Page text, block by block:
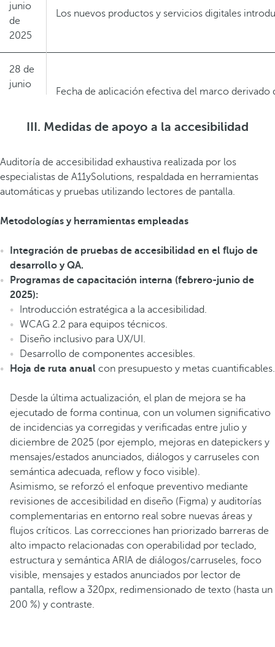
junio
de
2025
Los nuevos productos y servicios digitales
28 de
junio
Fecha de aplicación efectiva del marco derivado
junio
de
2030
Fin del periodo transitorio previsto para
III. Medidas de apoyo a la accesibilidad
Auditoría de accesibilidad exhaustiva realizada por los
especialistas de A11ySolutions, respaldada en herramientas
automáticas y pruebas utilizando lectores de pantalla.
Metodologías y herramientas empleadas
Integración de pruebas de accesibilidad en el flujo de
desarrollo y QA.
Programas de capacitación interna (febrero-junio de
2025):
Introducción estratégica a la accesibilidad.
WCAG 2.2 para equipos técnicos.
Diseño inclusivo para UX/UI.
Desarrollo de componentes accesibles.
Hoja de ruta anual con presupuesto y metas cuantificables.
Desde la última actualización, el plan de mejora se ha
ejecutado de forma continua, con un volumen significativo
de incidencias ya corregidas y verificadas entre julio y
diciembre de 2025 (por ejemplo, mejoras en datepickers y
mensajes/estados anunciados, diálogos y carruseles con
semántica adecuada, reflow y foco visible).
Asimismo, se reforzó el enfoque preventivo mediante
revisiones de accesibilidad en diseño (Figma) y auditorías
complementarias en entorno real sobre nuevas áreas y
flujos críticos. Las correcciones han priorizado barreras de
alto impacto relacionadas con operabilidad por teclado,
estructura y semántica ARIA de diálogos/carruseles, foco
visible, mensajes y estados anunciados por lector de
pantalla, reflow a 320px, redimensionado de texto (hasta un
200 %) y contraste.